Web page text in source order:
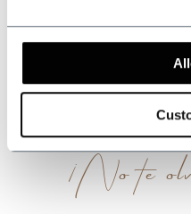
¡No te
Esto